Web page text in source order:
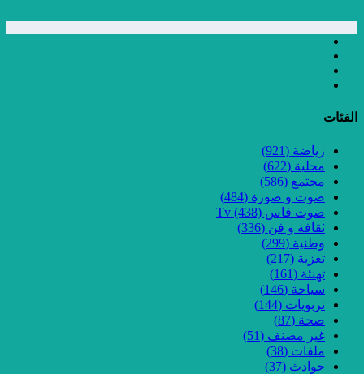
الفئات
رياضة (921)
محلية (622)
مجتمع (586)
صوت و صورة (484)
صوت فاس Tv (438)
ثقافة و فن (336)
وطنية (299)
تعزية (217)
تهنئة (161)
سياحة (146)
تربويات (144)
صحة (87)
غير مصنف (51)
ملفات (38)
حوادث (37)